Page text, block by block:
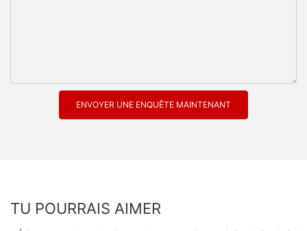
ENVOYER UNE ENQUÊTE MAINTENANT
TU POURRAIS AIMER